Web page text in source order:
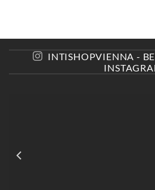
VARIANTEN
DIE
OPTIONEN
INTISHOPVIENNA -